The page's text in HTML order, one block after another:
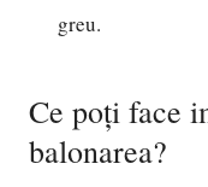
greu.
Ce poți face
balonarea?